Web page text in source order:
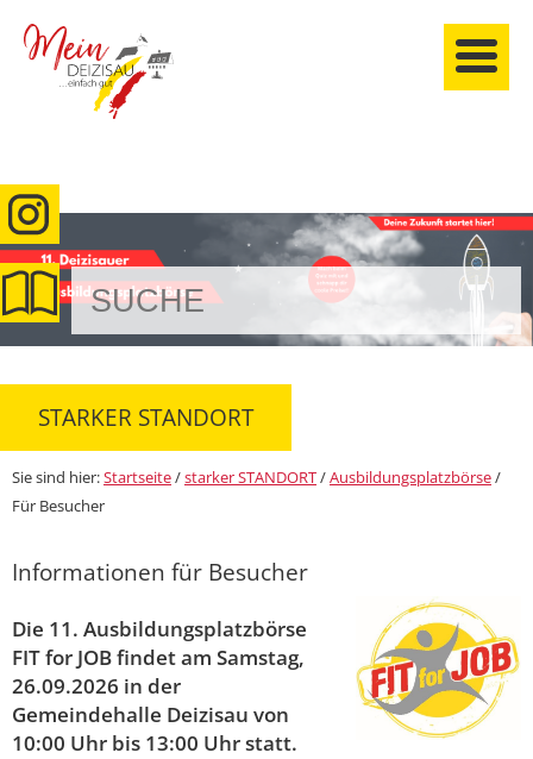
anmelden
STARKER STANDORT
Sie sind hier:Startseite/starker STANDORT/Ausbildungsplatzbörse/
Für Besucher
Informationen für Besucher
Die 11. Ausbildungsplatzbörse
FIT for JOB findet am Samstag,
26.09.2026 in der
Gemeindehalle Deizisau von
10:00 Uhr bis 13:00 Uhr statt.